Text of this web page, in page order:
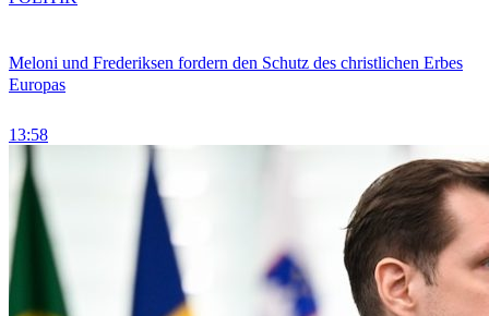
Meloni und Frederiksen fordern den Schutz des christlichen Erbes
Europas
13:58